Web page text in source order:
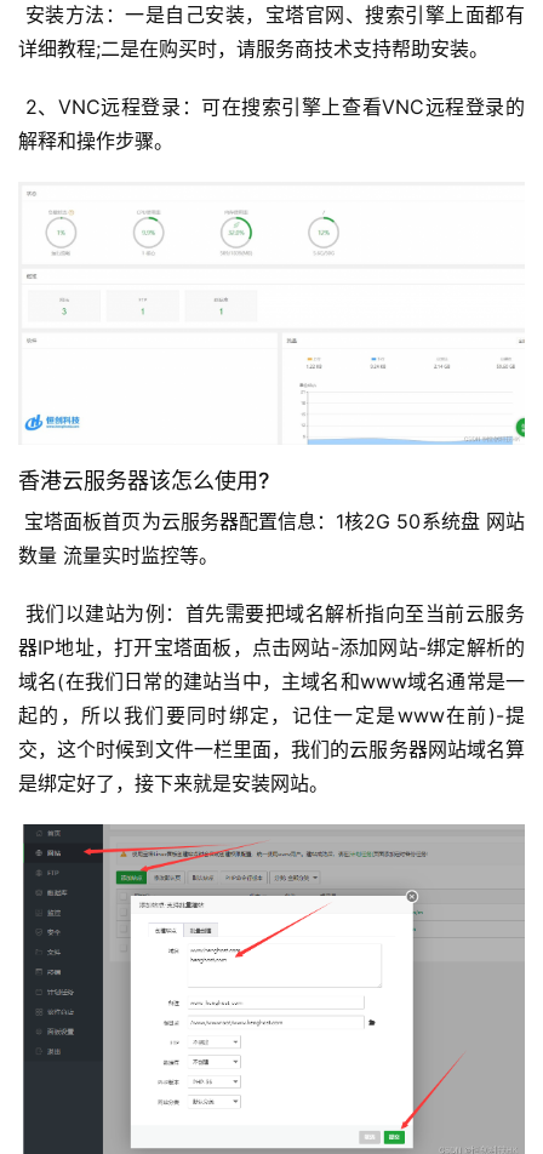
详细教程;二是在购买时，请服务商技术支持帮助安装。
解释和操作步骤。
香港云服务器该怎么使用?
数量 流量实时监控等。
器IP地址，打开宝塔面板，点击网站-添加网站-绑定解析的
域名(在我们日常的建站当中，主域名和www域名通常是一
起的，所以我们要同时绑定，记住一定是www在前)-提
交，这个时候到文件一栏里面，我们的云服务器网站域名算
是绑定好了，接下来就是安装网站。